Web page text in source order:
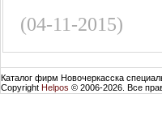
(04-11-2015)
Каталог фирм Новочеркасска
Copyright Helpos © 2006-2026. Все